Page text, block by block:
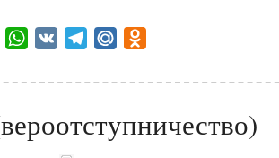
Email WhatsApp
VK TelegramMail.Ru